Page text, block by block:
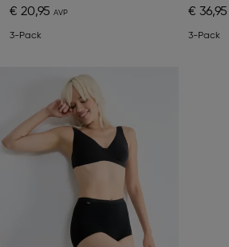
€ 20,95
3-Pack
€ 36,95
3-Pack